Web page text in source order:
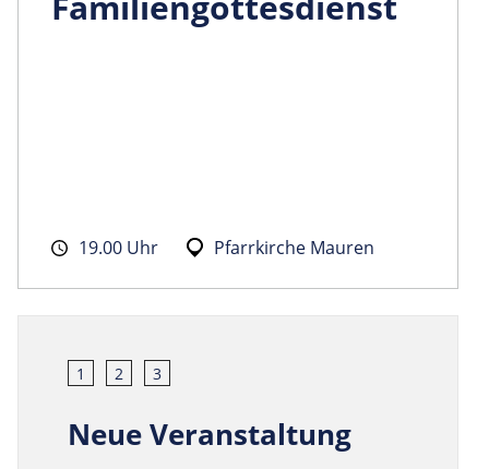
19.00 Uhr Pfarrkirche Mauren
1 2 3
Neue Veranstaltung